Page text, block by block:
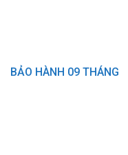
BẢO HÀNH 09 THÁNG